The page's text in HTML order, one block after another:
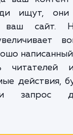
системы,
что
ваш
ищут,
ваш